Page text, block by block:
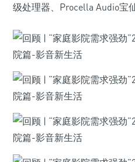
级处理器、Procella Audio宝